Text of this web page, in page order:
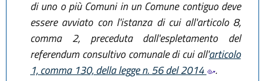
di uno o più Comuni in un Comune contiguo deve
essere avviato con l'istanza di cui all'articolo 8,
comma 2, preceduta dall'espletamento del
referendum consultivo comunale di cui all'articolo
1, comma 130, della legge n. 56 del 2014
.